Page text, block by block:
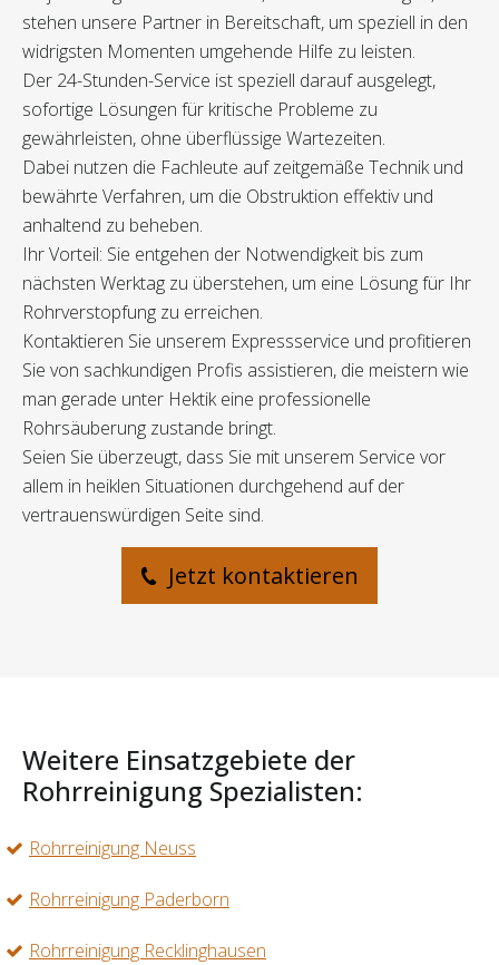
stehen unsere Partner in Bereitschaft, um speziell in den
widrigsten Momenten umgehende Hilfe zu leisten.
Der 24-Stunden-Service ist speziell darauf ausgelegt,
sofortige Lösungen für kritische Probleme zu
gewährleisten, ohne überflüssige Wartezeiten.
Dabei nutzen die Fachleute auf zeitgemäße Technik und
bewährte Verfahren, um die Obstruktion effektiv und
anhaltend zu beheben.
Ihr Vorteil: Sie entgehen der Notwendigkeit bis zum
nächsten Werktag zu überstehen, um eine Lösung für Ihr
Rohrverstopfung zu erreichen.
Kontaktieren Sie unserem Expressservice und profitieren
Sie von sachkundigen Profis assistieren, die meistern wie
man gerade unter Hektik eine professionelle
Rohrsäuberung zustande bringt.
Seien Sie überzeugt, dass Sie mit unserem Service vor
allem in heiklen Situationen durchgehend auf der
vertrauenswürdigen Seite sind.
Jetzt kontaktieren
Weitere Einsatzgebiete der
Rohrreinigung Spezialisten:
Rohrreinigung Neuss
Rohrreinigung Paderborn
Rohrreinigung Recklinghausen